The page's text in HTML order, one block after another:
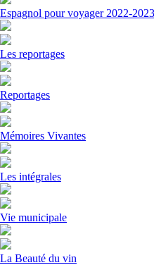
Espagnol pour voyager 2022-2023
Les reportages
Reportages
Mémoires Vivantes
Les intégrales
Vie municipale
La Beauté du vin